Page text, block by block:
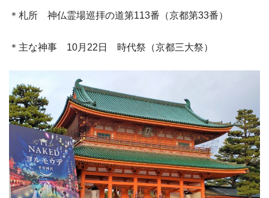
＊札所 神仏霊場巡拝の道第113番（京都第33番）
＊主な神事 10月22日 時代祭（京都三大祭）